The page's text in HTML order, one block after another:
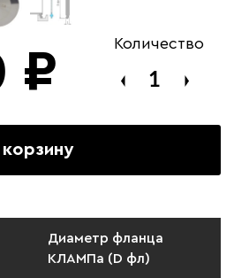
₽
Количество
корзину
Диаметр фланца
КЛАМПа (D фл)